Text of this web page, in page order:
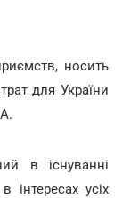
носить
для України
в існуванні
інтересах усіх